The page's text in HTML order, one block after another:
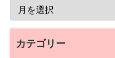
カテゴリー